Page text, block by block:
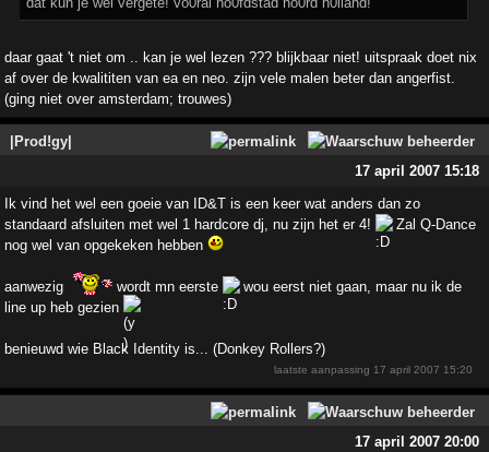
daar gaat 't niet om .. kan je wel lezen ??? blijkbaar niet! uitspraak doet nix
af over de kwalititen van ea en neo. zijn vele malen beter dan angerfist.
(ging niet over amsterdam; trouwes)
|Prod!gy|
17 april 2007 15:18
Ik vind het wel een goeie van ID&T is een keer wat anders dan zo
standaard afsluiten met wel 1 hardcore dj, nu zijn het er 4!
Zal Q-Dance
nog wel van opgekeken hebben
aanwezig wordt mn eerste
wou eerst niet gaan, maar nu ik de
line up heb gezien
benieuwd wie Black Identity is... (Donkey Rollers?)
laatste aanpassing 17 april 2007 15:20
17 april 2007 20:00